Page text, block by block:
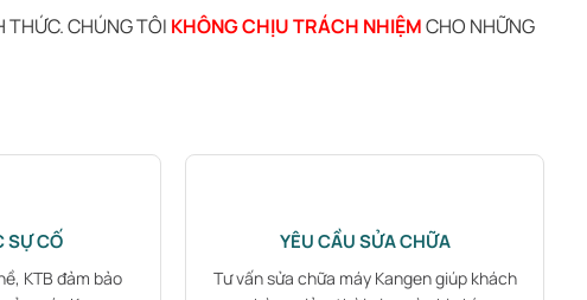
CHÚNG TÔI KHÔNG CHỊU TRÁCH NHIỆMCHO NHỮNG
SỰ CỐ
KTB đảm bảo
YÊU CẦU SỬA CHỮA
Tư vấn sửa chữa máy Kangen giúp khách